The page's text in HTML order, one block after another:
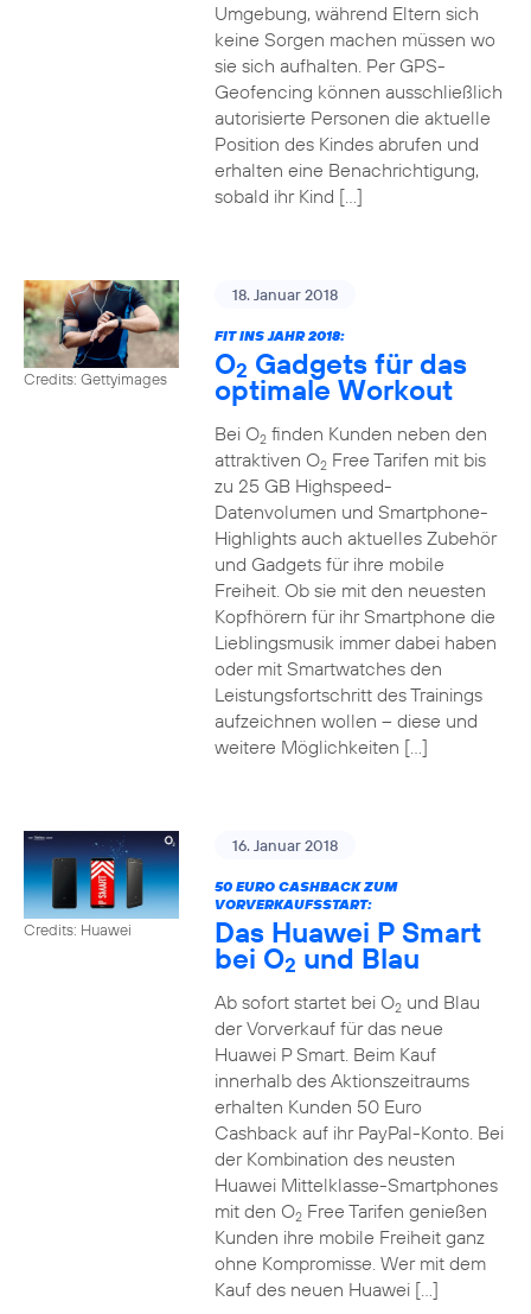
Umgebung, während Eltern sich
keine Sorgen machen müssen wo
sie sich aufhalten. Per GPS-
Geofencing können ausschließlich
autorisierte Personen die aktuelle
Position des Kindes abrufen und
erhalten eine Benachrichtigung,
sobald ihr Kind […]
Credits: Gettyimages
18. Januar 2018
FIT INS JAHR 2018:
O2 Gadgets für das
optimale Workout
Bei O2finden Kunden neben den
attraktiven O2Free Tarifen mit bis
zu 25 GB Highspeed-
Datenvolumen und Smartphone-
Highlights auch aktuelles Zubehör
und Gadgets für ihre mobile
Freiheit. Ob sie mit den neuesten
Kopfhörern für ihr Smartphone die
Lieblingsmusik immer dabei haben
oder mit Smartwatches den
Leistungsfortschritt des Trainings
aufzeichnen wollen – diese und
weitere Möglichkeiten […]
Credits: Huawei
16. Januar 2018
50 EURO CASHBACK ZUM
VORVERKAUFSSTART:
Das Huawei P Smart
bei O2 und Blau
Ab sofort startet bei O2und Blau
der Vorverkauf für das neue
Huawei P Smart. Beim Kauf
innerhalb des Aktionszeitraums
erhalten Kunden 50 Euro
Cashback auf ihr PayPal-Konto. Bei
der Kombination des neusten
Huawei Mittelklasse-Smartphones
mit den O2Free Tarifen genießen
Kunden ihre mobile Freiheit ganz
ohne Kompromisse. Wer mit dem
Kauf des neuen Huawei […]